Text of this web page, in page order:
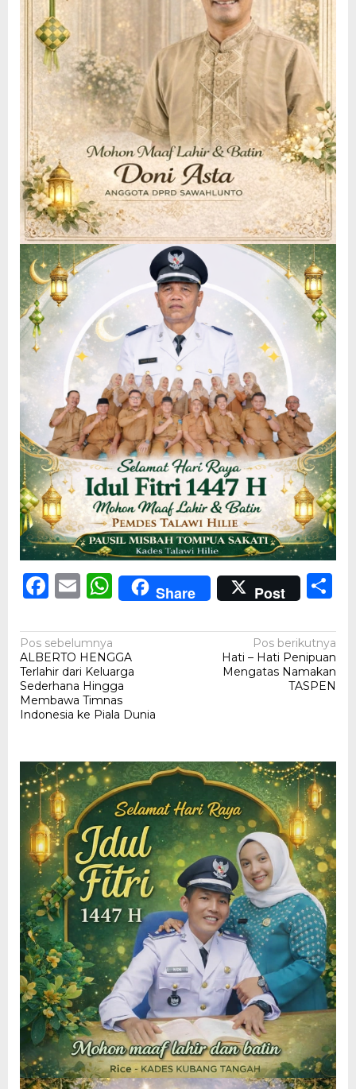
Facebook
EmailWhatsApp
Share Post
Navigasi
pos
Pos sebelumnya
ALBERTO HENGGA
Terlahir dari Keluarga
Sederhana Hingga
Membawa Timnas
Indonesia ke Piala Dunia
Pos berikutnya
Hati – Hati Penipuan
Mengatas Namakan
TASPEN